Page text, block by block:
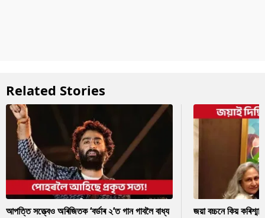
Related Stories
আপত্তি সত্ত্বেও অৰিজিতক ‘বৰ্ডাৰ ২’ত গান গাবলৈ বাধ্য
জয়া বচ্চনে কিয়